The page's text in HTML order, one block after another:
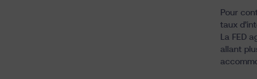
Pour
taux
La FED
allant